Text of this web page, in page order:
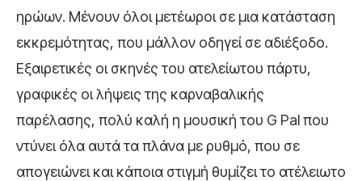
ηρώων. Μένουν όλοι μετέωροι σε μια κατάσταση
εκκρεμότητας, που μάλλον οδηγεί σε αδιέξοδο.
Εξαιρετικές οι σκηνές του ατελείωτου πάρτυ,
γραφικές οι λήψεις της καρναβαλικής
παρέλασης, πολύ καλή η μουσική του G Pal που
ντύνει όλα αυτά τα πλάνα με ρυθμό, που σε
απογειώνει και κάποια στιγμή θυμίζει το ατέλειωτο